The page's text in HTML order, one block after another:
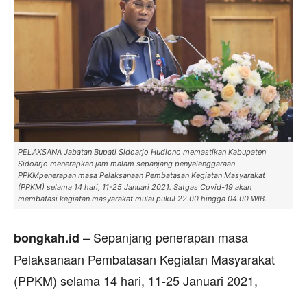
PELAKSANA Jabatan Bupati Sidoarjo Hudiono memastikan Kabupaten
Sidoarjo menerapkan jam malam sepanjang penyelenggaraan
PPKMpenerapan masa Pelaksanaan Pembatasan Kegiatan Masyarakat
(PPKM) selama 14 hari, 11-25 Januari 2021. Satgas Covid-19 akan
membatasi kegiatan masyarakat mulai pukul 22.00 hingga 04.00 WIB.
bongkah.id – Sepanjang penerapan masa
Pelaksanaan Pembatasan Kegiatan Masyarakat
(PPKM) selama 14 hari, 11-25 Januari 2021,